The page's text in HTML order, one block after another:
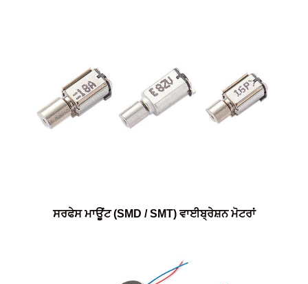
ਸਰਫੇਸ ਮਾਊਂਟ (SMD / SMT) ਵਾਈਬ੍ਰੇਸ਼ਨ ਮੋਟਰਾਂ